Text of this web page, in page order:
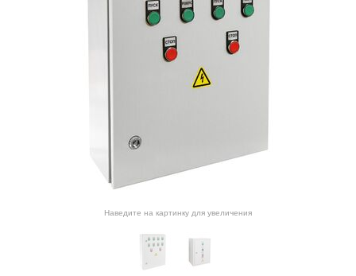
Наведите на картинку для увеличения